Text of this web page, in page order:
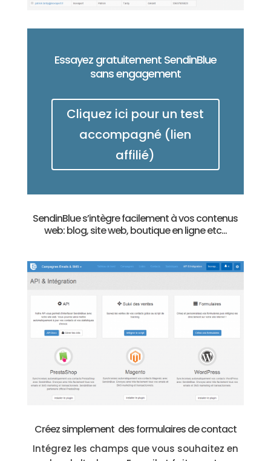
Essayez gratuitement SendinBlue
sans engagement
Cliquez ici pour un test
accompagné (lien
affilié)
SendinBlue s’intègre facilement à vos contenus
web: blog, site web, boutique en ligne etc…
Créez simplement des formulaires de contact
Intégrez les champs que vous souhaitez en